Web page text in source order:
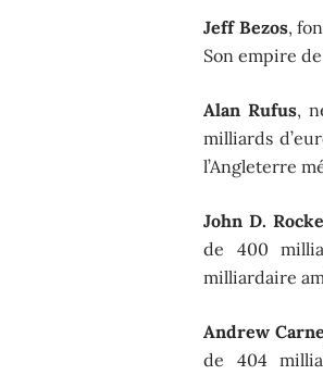
Jeff Bezos,
Son empire
Alan Rufus,
milliards
l’Angleterre
John D.
de 400
milliardaire
Andrew
de 404